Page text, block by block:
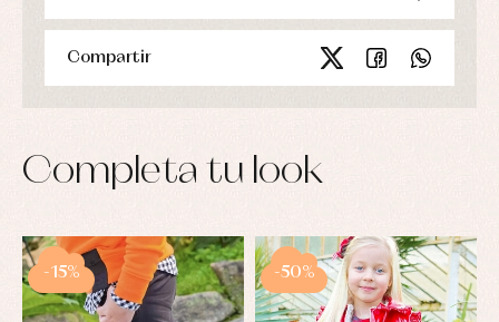
Compartir
Completa tu look
-15% -50%